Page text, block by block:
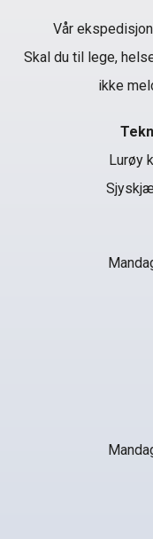
Vår
Skal du til lege,
ikke
Lurøy